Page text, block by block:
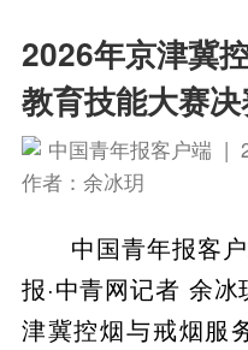
2026年京津冀
教育技能大赛
中国青年报客户端 |
作者：余冰玥
中国青年报客
报·中青网记者 余
津冀控烟与戒烟服